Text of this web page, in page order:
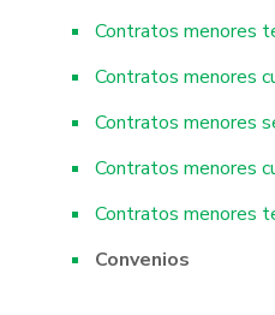
Contratos menores
Contratos menores
Contratos menores
Contratos menores
Contratos menores
Convenios